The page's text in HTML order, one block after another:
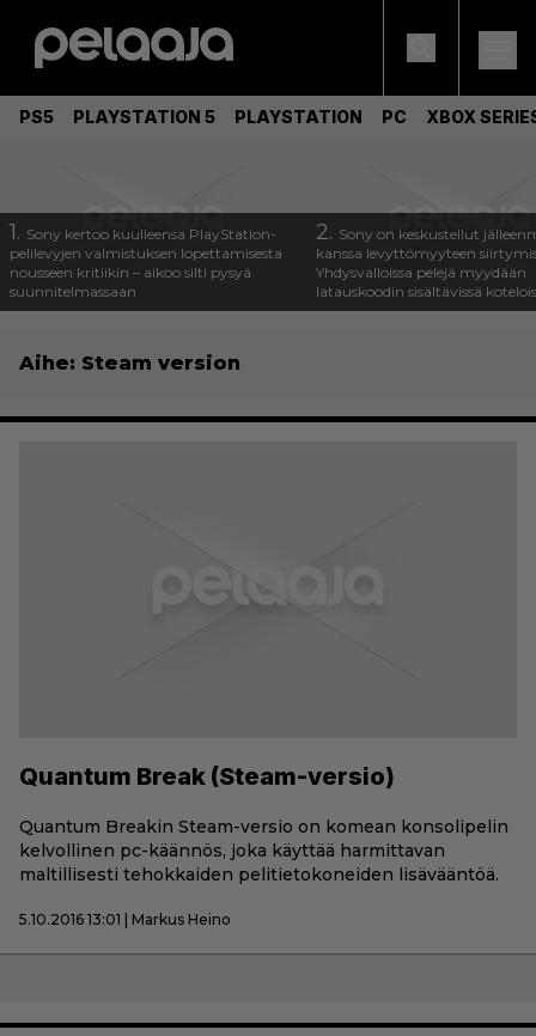
PS5 PLAYSTATION 5 PLAYSTATION PC XBOX
1. Sony kertoo kuulleensa PlayStation-
pelilevyjen valmistuksen lopettamisesta
nousseen kritiikin – aikoo silti pysyä
suunnitelmassaan
2. Sony on keskustellut
kanssa levyttömyyteen
Yhdysvalloissa pelejä myydään
latauskoodin sisältävissä
Aihe: Steam version
Quantum Break (Steam-versio)
Quantum Breakin Steam-versio on komean konsolipelin
kelvollinen pc-käännös, joka käyttää harmittavan
maltillisesti tehokkaiden pelitietokoneiden lisävääntöä.
5.10.2016 13:01 | Markus Heino